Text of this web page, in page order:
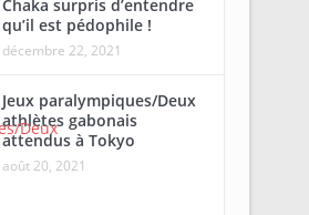
Chaka surpris d’entendre
qu’il est pédophile !
décembre 22, 2021
Jeux paralympiques/Deux
athlètes gabonais
attendus à Tokyo
août 20, 2021